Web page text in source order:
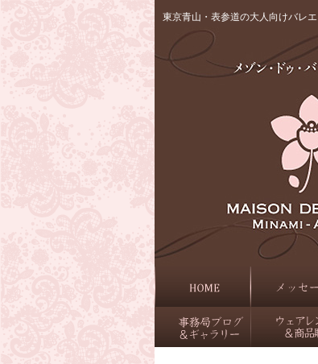
東京青山・表参道の大人向けバレ